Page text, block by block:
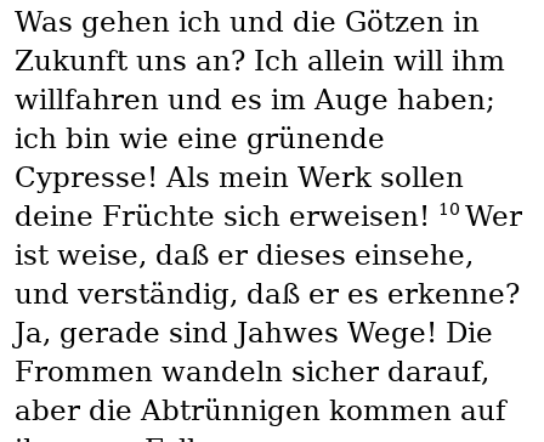
Was gehen ich und die Götzen in
Zukunft uns an? Ich allein will ihm
willfahren und es im Auge haben;
ich bin wie eine grünende
Cypresse! Als mein Werk sollen
deine Früchte sich erweisen!
10 Wer
ist weise, daß er dieses einsehe,
und verständig, daß er es erkenne?
Ja, gerade sind Jahwes Wege! Die
Frommen wandeln sicher darauf,
aber die Abtrünnigen kommen auf